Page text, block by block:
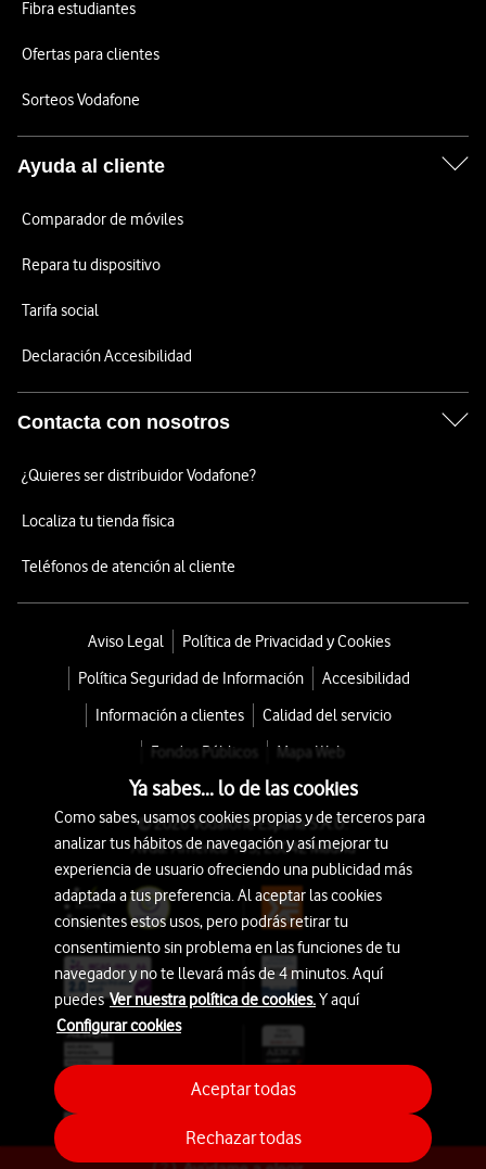
Fibra estudiantes
Ofertas para clientes
Sorteos Vodafone
Ayuda al cliente
Comparador de móviles
Repara tu dispositivo
Tarifa social
Declaración Accesibilidad
Contacta con nosotros
¿Quieres ser distribuidor Vodafone?
Localiza tu tienda física
Teléfonos de atención al cliente
Aviso Legal
Política de Privacidad y Cookies
Política Seguridad de Información
Accesibilidad
Información a clientes
Calidad del servicio
Fondos Públicos
Mapa Web
© 2026 Vodafone España S.A.U.
Avda. América 115, 28042 Madrid
Ya sabes... lo de las cookies
Como sabes, usamos cookies propias y de terceros para
analizar tus hábitos de navegación y así mejorar tu
experiencia de usuario ofreciendo una publicidad más
adaptada a tus preferencia. Al aceptar las cookies
consientes estos usos, pero podrás retirar tu
consentimiento sin problema en las funciones de tu
navegador y no te llevará más de 4 minutos. Aquí
puedesVer nuestra política de cookies.Y aquí
Configurar cookies
Rechazar todas
Aceptar todas